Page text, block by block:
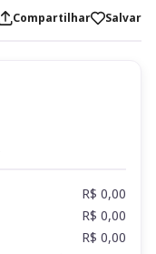
Compartilhar Salvar
R$ 0,00
R$ 0,00
R$ 0,00